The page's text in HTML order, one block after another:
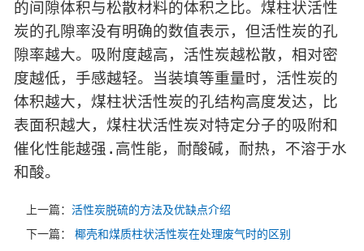
的间隙体积与松散材料的体积之比。煤柱状活性
炭的孔隙率没有明确的数值表示，但活性炭的孔
隙率越大。吸附度越高，活性炭越松散，相对密
度越低，手感越轻。当装填等重量时，活性炭的
体积越大，煤柱状活性炭的孔结构高度发达，比
表面积越大，煤柱状活性炭对特定分子的吸附和
催化性能越强.高性能，耐酸碱，耐热，不溶于水
和酸。
上一篇： 活性炭脱硫的方法及优缺点介绍
下一篇：
椰壳和煤质柱状活性炭在处理废气时的区别